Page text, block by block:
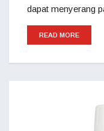
dapat menyerang
READ MORE